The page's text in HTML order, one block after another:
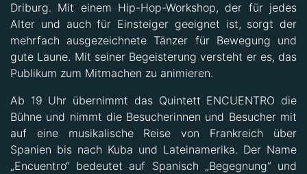
Driburg. Mit einem Hip-Hop-Workshop, der für jedes
Alter und auch für Einsteiger geeignet ist, sorgt der
mehrfach ausgezeichnete Tänzer für Bewegung und
gute Laune. Mit seiner Begeisterung versteht er es, das
Publikum zum Mitmachen zu animieren.
Ab 19 Uhr übernimmt das Quintett ENCUENTRO die
Bühne und nimmt die Besucherinnen und Besucher mit
auf eine musikalische Reise von Frankreich über
Spanien bis nach Kuba und Lateinamerika. Der Name
„Encuentro“ bedeutet auf Spanisch „Begegnung“ und